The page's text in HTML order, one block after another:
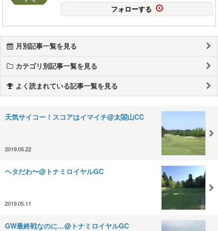
フォローする
月別記事一覧を見る
カテゴリ別記事一覧を見る
よく読まれている記事一覧を見る
天気サイコー！スコアはイマイチ@太閤山CC
2019.05.22
ヘタだわ〜@トナミロイヤルGC
2019.05.11
GW最終戦なのに…@トナミロイヤルGC